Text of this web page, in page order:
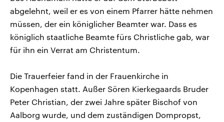
abgelehnt, weil er es von einem Pfarrer hätte nehmen
müssen, der ein königlicher Beamter war. Dass es
königlich staatliche Beamte fürs Christliche gab, war
für ihn ein Verrat am Christentum.
Die Trauerfeier fand in der Frauenkirche in
Kopenhagen statt. Außer Sören Kierkegaards Bruder
Peter Christian, der zwei Jahre später Bischof von
Aalborg wurde, und dem zuständigen Dompropst,